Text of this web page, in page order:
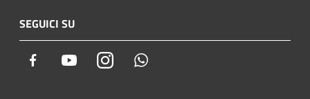
SEGUICI SU
Facebook YoutubeInstagram